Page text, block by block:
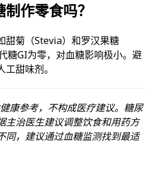
作零食吗？
甜菊（Stevia）和罗汉果糖
糖GI为零，对血糖影响极小。避
甜味剂。
康参考，不构成医疗建议。糖尿
主治医生建议调整饮食和用药方
同，建议通过血糖监测找到最适